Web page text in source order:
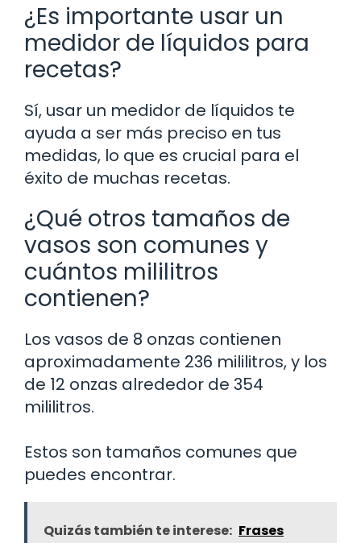
¿Es importante usar un
medidor de líquidos para
recetas?
Sí, usar un medidor de líquidos te
ayuda a ser más preciso en tus
medidas, lo que es crucial para el
éxito de muchas recetas.
¿Qué otros tamaños de
vasos son comunes y
cuántos mililitros
contienen?
Los vasos de 8 onzas contienen
aproximadamente 236 mililitros, y los
de 12 onzas alrededor de 354
mililitros.
Estos son tamaños comunes que
puedes encontrar.
Quizás también te interese: Frases